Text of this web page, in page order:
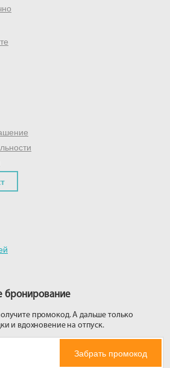
бронирование
промокод. А дальше только
и вдохновение на отпуск.
Забрать промокод
−5%
Оставь почту и получи
на первое бронирование!